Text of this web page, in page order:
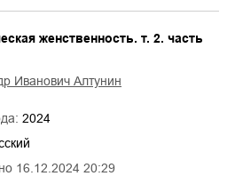
16.12.2024 20:29
женственность. т. 2. часть
Иванович Алтунин
2024